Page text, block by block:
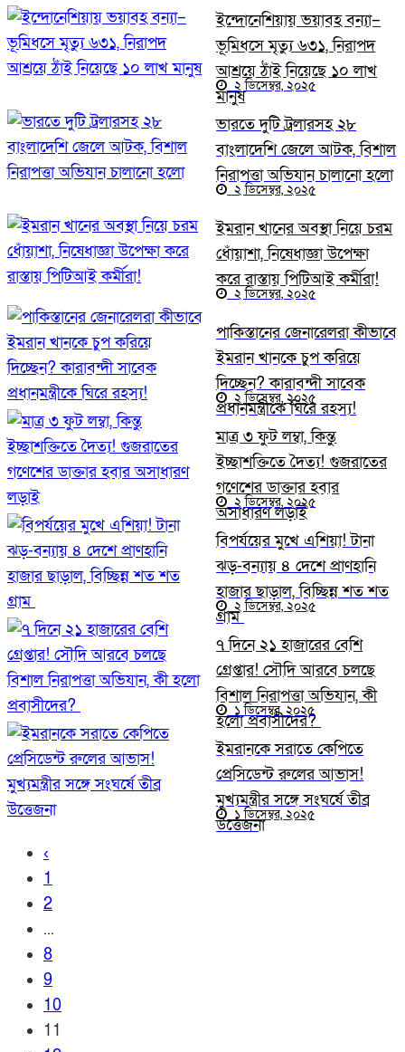
ইন্দোনেশিয়ায় ভয়াবহ বন্যা–
ভূমিধসে মৃত্যু ৬৩১, নিরাপদ
আশ্রয়ে ঠাঁই নিয়েছে ১০ লাখ
মানুষ
২ ডিসেম্বর, ২০২৫
ভারতে দুটি ট্রলারসহ ২৮
বাংলাদেশি জেলে আটক, বিশাল
নিরাপত্তা অভিযান চালানো হলো
২ ডিসেম্বর, ২০২৫
ইমরান খানের অবস্থা নিয়ে চরম
ধোঁয়াশা, নিষেধাজ্ঞা উপেক্ষা
করে রাস্তায় পিটিআই কর্মীরা!
২ ডিসেম্বর, ২০২৫
পাকিস্তানের জেনারেলরা কীভাবে
ইমরান খানকে চুপ করিয়ে
দিচ্ছেন? কারাবন্দী সাবেক
প্রধানমন্ত্রীকে ঘিরে রহস্য!
২ ডিসেম্বর, ২০২৫
মাত্র ৩ ফুট লম্বা, কিন্তু
ইচ্ছাশক্তিতে দৈত্য! গুজরাতের
গণেশের ডাক্তার হবার
অসাধারণ লড়াই
২ ডিসেম্বর, ২০২৫
বিপর্যয়ের মুখে এশিয়া! টানা
ঝড়-বন্যায় ৪ দেশে প্রাণহানি
হাজার ছাড়াল, বিচ্ছিন্ন শত শত
গ্রাম
২ ডিসেম্বর, ২০২৫
৭ দিনে ২১ হাজারের বেশি
গ্রেপ্তার! সৌদি আরবে চলছে
বিশাল নিরাপত্তা অভিযান, কী
হলো প্রবাসীদের?
১ ডিসেম্বর, ২০২৫
ইমরানকে সরাতে কেপিতে
প্রেসিডেন্ট রুলের আভাস!
মুখ্যমন্ত্রীর সঙ্গে সংঘর্ষে তীব্র
উত্তেজনা
১ ডিসেম্বর, ২০২৫
‹
1
2
...
8
9
10
11